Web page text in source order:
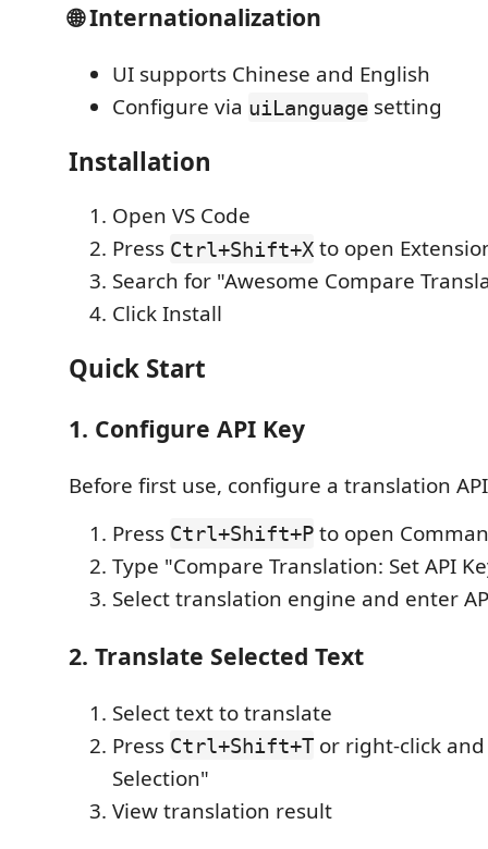
🌐 Internationalization
UI supports Chinese and English
Configure via uiLanguage setting
Installation
Open VS Code
Press Ctrl+Shift+X to open
Search for "Awesome Compare
Click Install
Quick Start
1. Configure API Key
Before first use, configure a translation
Press Ctrl+Shift+P to open
Type "Compare Translation: Set API
Select translation engine and enter
2. Translate Selected Text
Select text to translate
Press Ctrl+Shift+T or right-click
Selection"
View translation result